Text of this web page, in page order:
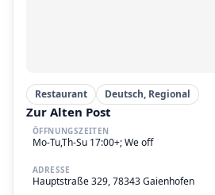
Restaurant Deutsch, Regional
Zur Alten Post
ÖFFNUNGSZEITEN
Mo-Tu,Th-Su 17:00+; We off
ADRESSE
Hauptstraße 329, 78343 Gaienhofen